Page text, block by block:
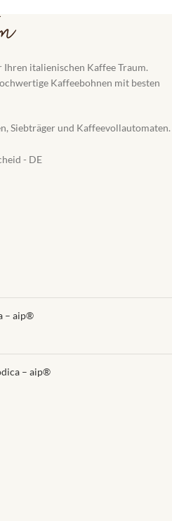
italienischen Kaffee Traum.
Kaffeebohnen mit besten
Siebträger und Kaffeevollautomaten.
- DE
– aip®
– aip®